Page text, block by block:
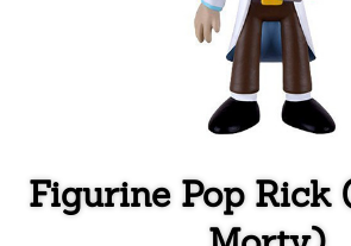
Figurine Pop Rick